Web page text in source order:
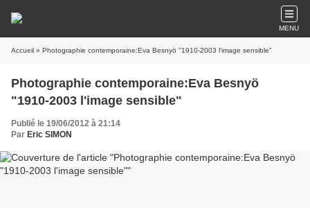
MENU
Accueil » Photographie contemporaine:Eva Besnyö "1910-2003 l'image sensible"
Photographie contemporaine:Eva Besnyö
"1910-2003 l'image sensible"
Publié le 19/06/2012 à 21:14
Par Eric SIMON